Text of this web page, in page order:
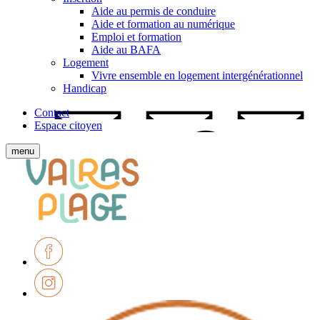
Aide au permis de conduire
Aide et formation au numérique
Emploi et formation
Aide au BAFA
Logement
Vivre ensemble en logement intergénérationnel
Handicap
Contact
Espace citoyen
Afficher
le
menu
mobile
menu